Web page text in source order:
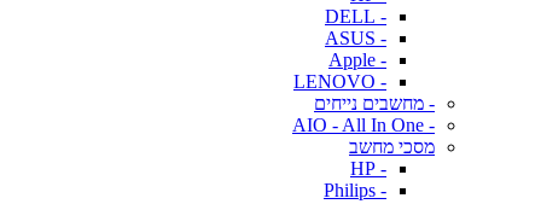
- DELL
- ASUS
- Apple
- LENOVO
- מחשבים נייחים
- AIO - All In One
מסכי מחשב
- HP
- Philips